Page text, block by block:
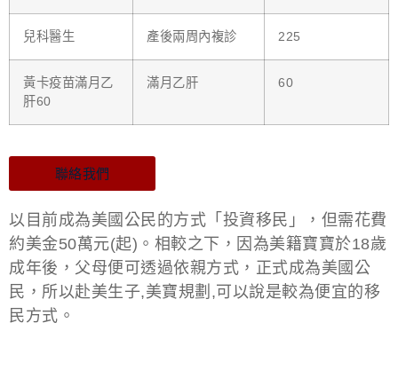
兒科醫生 產後兩周內複診 225
黃卡疫苗滿月乙
肝60
滿月乙肝 60
聯絡我們
以目前成為美國公民的方式「投資移民」，但需花費
約美金50萬元(起)。相較之下，因為美籍寶寶於18歲
成年後，父母便可透過依親方式，正式成為美國公
民，所以赴美生子,美寶規劃,可以說是較為便宜的移
民方式。